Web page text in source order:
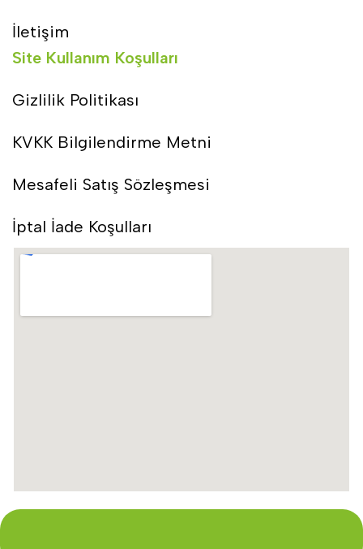
İletişim
Site Kullanım Koşulları
Gizlilik Politikası
KVKK Bilgilendirme Metni
Mesafeli Satış Sözleşmesi
İptal İade Koşulları